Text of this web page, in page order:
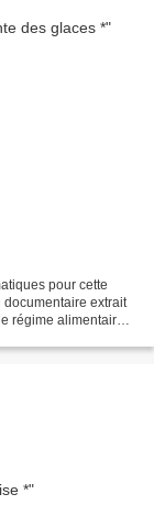
pour cette
documentaire extrait
régime alimentaire